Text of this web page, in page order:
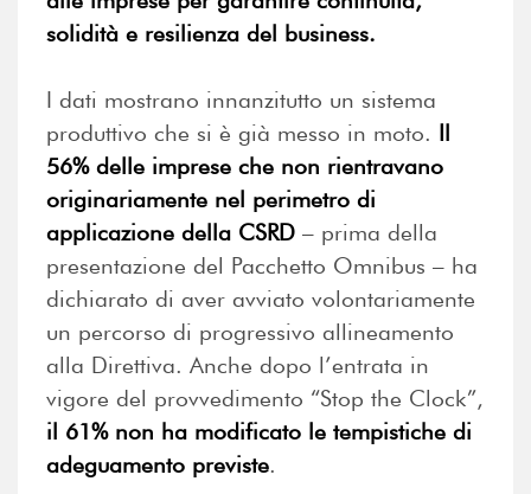
solidità e resilienza del business.
I dati mostrano innanzitutto un sistema
produttivo che si è già messo in moto. Il
56% delle imprese che non rientravano
originariamente nel perimetro di
applicazione della CSRD – prima della
presentazione del Pacchetto Omnibus – ha
dichiarato di aver avviato volontariamente
un percorso di progressivo allineamento
alla Direttiva. Anche dopo l’entrata in
vigore del provvedimento “Stop the Clock”,
il 61% non ha modificato le tempistiche di
adeguamento previste.